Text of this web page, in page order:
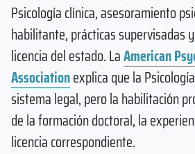
Psicología clínica, asesoramiento
habilitante, prácticas supervisadas
licencia del estado. LaAmerican
Associationexplica que la
sistema legal, pero la habilitación
de la formación doctoral, la
licencia correspondiente.